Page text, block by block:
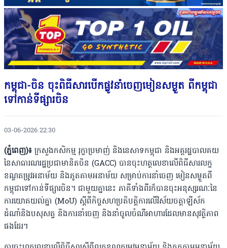
កម្ពុជា-ចិន ចុះពិធីសារបើកផ្លូវនាំចេញមៀនសម្ងួត ពីកម្ពុជា
ទៅកាន់ទីផ្សារចិន
03-06-2026 22:30
(ភ្នំពេញ)៖ ក្រសួងកសិកម្ម រុក្ខាប្រមាញ់ និងនេសាទកម្ពុជា និងអគ្គរដ្ឋបាលគយ
នៃសាធារណរដ្ឋប្រជាមានិតចិន (GACC) បានចុះហត្ថលេខាលើពិធីសារលក្ខ
ខណ្ឌតម្រូវអនាម័យ និងភូតគាមអនាម័យ សម្រាប់ការនាំចេញ មៀនសម្ងួតពី
កម្ពុជាទៅកាន់ទីផ្សារចិន។ ជាមួយគ្នានេះ ភាគីទាំងពីរក៏បានចុះអនុស្សរណៈនៃ
ការយោគយល់គ្នា (MoU) ស្តីពីកិច្ចសហប្រតិបត្តិការលើវិស័យចត្តាឡីស័ក
ដំណាំនិងបសុសត្វ និងការនាំចេញ និងនាំចូលចំណីអាហារដែលមានសុវត្ថិភាព
ផងដែរ។